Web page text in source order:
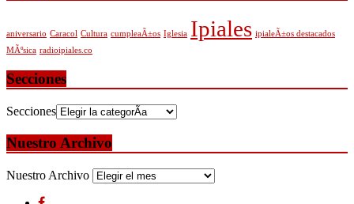
aniversario Caracol Cultura cumpleaÃ±os Iglesia Ipiales ipialeÃ±os destacados
MÃºsica radioipiales.co
Secciones
Secciones
Nuestro Archivo
Nuestro Archivo